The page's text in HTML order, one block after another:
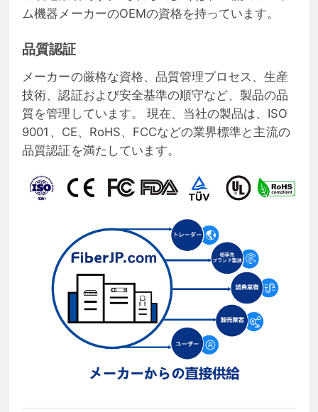
ム機器メーカーのOEMの資格を持っています。
品質認証
メーカーの厳格な資格、品質管理プロセス、生産
技術、認証および安全基準の順守など、製品の品
質を管理しています。 現在、当社の製品は、ISO
9001、CE、RoHS、FCCなどの業界標準と主流の
品質認証を満たしています。